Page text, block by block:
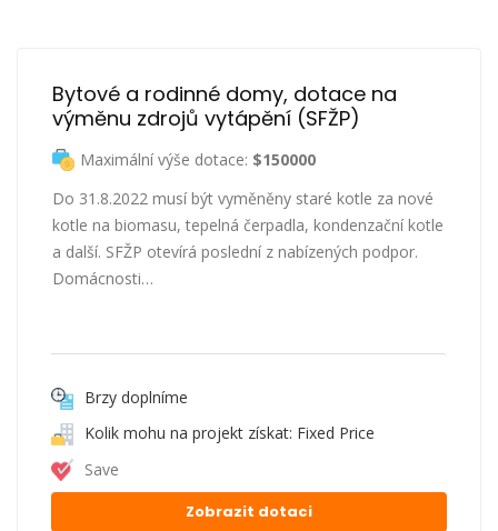
Bytové a rodinné domy, dotace na
výměnu zdrojů vytápění (SFŽP)
Maximální výše dotace: $150000
Do 31.8.2022 musí být vyměněny staré kotle za nové
kotle na biomasu, tepelná čerpadla, kondenzační kotle
a další. SFŽP otevírá poslední z nabízených podpor.
Domácnosti…
Brzy doplníme
Kolik mohu na projekt získat: Fixed Price
Save
Zobrazit dotaci